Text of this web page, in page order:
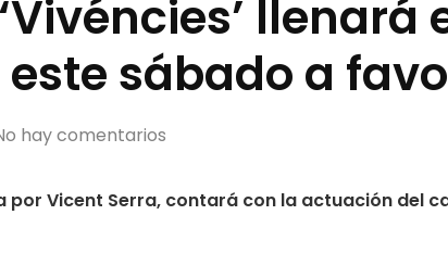
llenará
sábado a
hay comentarios
Vicent Serra, contará con la actuación del